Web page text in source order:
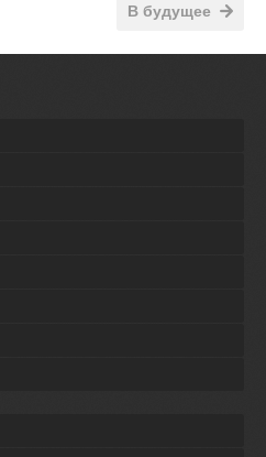
В будущее